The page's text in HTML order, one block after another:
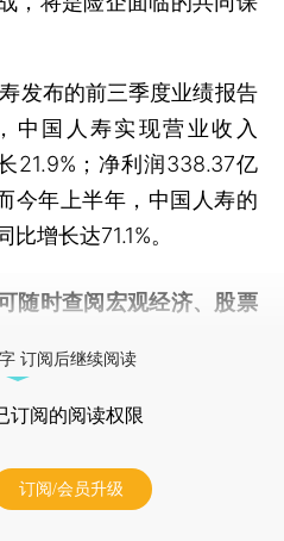
布的前三季度业绩报告
中国人寿实现营业收入
21.9%；净利润338.37亿
今年上半年，中国人寿的
增长达71.1%。
可随时查阅宏观经济、股票
订阅后继续阅读
订阅的阅读权限
订阅/会员升级